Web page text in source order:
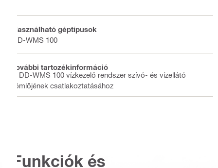
Használható géptípusok
DD-WMS 100
További tartozékinformáció
A DD-WMS 100 vízkezelő rendszer szívó- és vízellátó
tömlőjének csatlakoztatásához
Funkciók és